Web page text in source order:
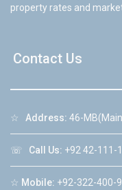
property rates and
Contact Us
☆ Address: 46-
☏ Call Us: +92 42-111-
☆ Mobile: +92-322-400-